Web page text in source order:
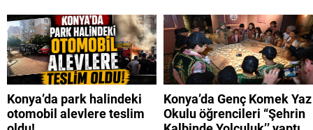
Konya’da park halindeki
otomobil alevlere teslim
Konya’da Genç Komek Yaz
Okulu öğrencileri “Şehrin